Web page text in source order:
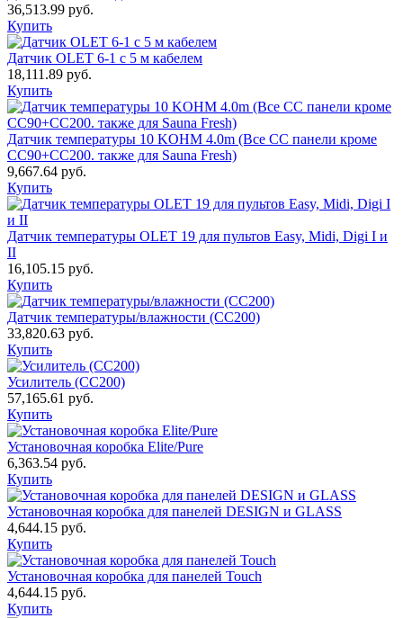
36,513.99 руб.
Купить
Датчик OLET 6-1 с 5 м кабелем
18,111.89 руб.
Купить
Датчик температуры 10 KOHM 4.0m (Все СС панели кроме
CC90+CC200. также для Sauna Fresh)
9,667.64 руб.
Купить
Датчик температуры OLET 19 для пультов Easy, Midi, Digi I и
II
16,105.15 руб.
Купить
Датчик температуры/влажности (СС200)
33,820.63 руб.
Купить
Усилитель (СС200)
57,165.61 руб.
Купить
Установочная коробка Elite/Pure
6,363.54 руб.
Купить
Установочная коробка для панелей DESIGN и GLASS
4,644.15 руб.
Купить
Установочная коробка для панелей Touch
4,644.15 руб.
Купить